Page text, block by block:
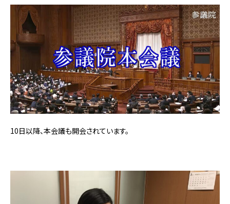
10日以降、本会議も開会されています。